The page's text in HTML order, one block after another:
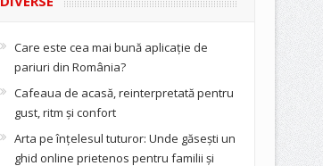
Care este cea mai bună aplicație de
pariuri din România?
Cafeaua de acasă, reinterpretată pentru
gust, ritm și confort
Arta pe înțelesul tuturor: Unde găsești un
ghid online prietenos pentru familii și